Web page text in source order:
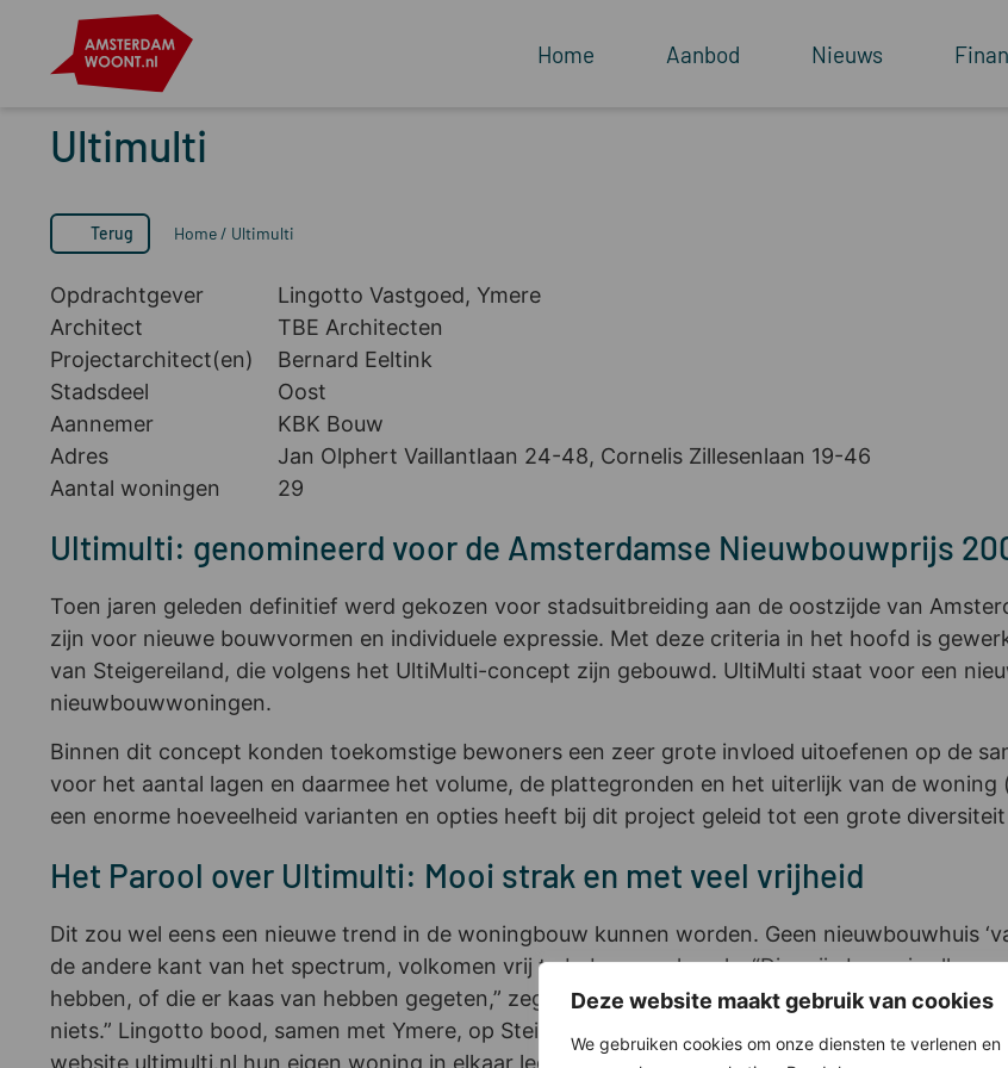
Deze website maakt gebruik van cookies
We gebruiken cookies om onze diensten te verlenen en
Home Aanbod Nieuws
Ultimulti
Terug Home / Ultimulti
Opdrachtgever
Lingotto Vastgoed, Ymere
Architect
TBE Architecten
Projectarchitect(en)
Bernard Eeltink
Stadsdeel
Oost
Aannemer
KBK Bouw
Adres
Jan Olphert Vaillantlaan 24-48, Cornelis Zillesenlaan 19-46
Aantal woningen
29
Ultimulti: genomineerd voor de Amsterdamse Nieuwbouwprijs
Toen jaren geleden definitief werd gekozen voor stadsuitbreiding aan de oostzijde van
zijn voor nieuwe bouwvormen en individuele expressie. Met deze criteria in het hoofd is
van Steigereiland, die volgens het UltiMulti-concept zijn gebouwd. UltiMulti staat voor een
nieuwbouwwoningen.
Binnen dit concept konden toekomstige bewoners een zeer grote invloed uitoefenen op de
voor het aantal lagen en daarmee het volume, de plattegronden en het uiterlijk van de
een enorme hoeveelheid varianten en opties heeft bij dit project geleid tot een grote
Het Parool over Ultimulti: Mooi strak en met veel vrijheid
Dit zou wel eens een nieuwe trend in de woningbouw kunnen worden. Geen nieuwbouwhuis
de andere kant van het spectrum, volkomen vrij te bebouwen kavels. “Die vrije bouw is alleen
hebben, of die er kaas van hebben gegeten,” zegt Bob Jansen (41), eigenaar van
niets.” Lingotto bood, samen met Ymere, op Steigereiland (IJburg) een heel nieuw concept.
website ultimulti.nl hun eigen woning in elkaar legoën en zagen ook nog meteen wat dat zou